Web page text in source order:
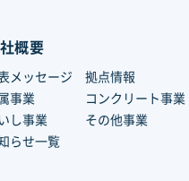
概要
メッセージ
拠点情報
事業
コンクリート事業
し事業
その他事業
らせ一覧